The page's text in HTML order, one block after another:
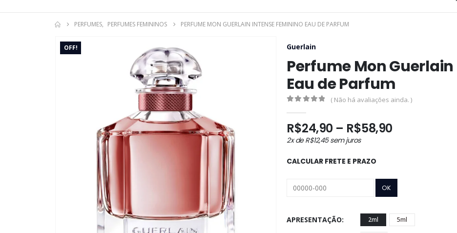
PERFUMES, PERFUMES FEMININOS PERFUME MON GUERLAIN INTENSE FEMININO EAU DE PARFUM
OFF! Guerlain
Perfume Mon
Eau de Parfum
( Não há avaliações ainda. )
R$24,90 – R$58,90Faixa
através
2x deR$12,45sem juros
CALCULAR FRETE E PRAZO
APRESENTAÇÃO 2ml 5ml